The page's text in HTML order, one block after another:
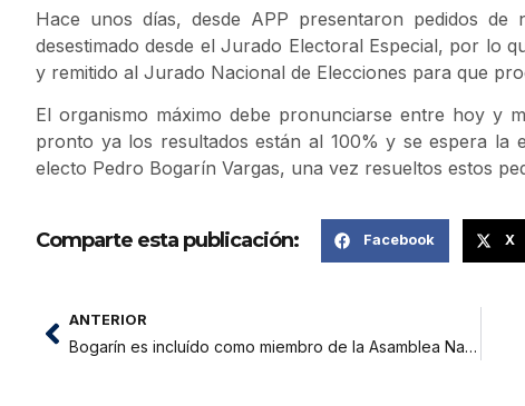
Hace unos días, desde APP presentaron pedidos
desestimado desde el Jurado Electoral Especial, por lo
y remitido al Jurado Nacional de Elecciones para que
El organismo máximo debe pronunciarse entre hoy y
pronto ya los resultados están al 100% y se espera la
electo Pedro Bogarín Vargas, una vez resueltos estos
Comparte esta publicación: Facebook X
ANTERIOR
Bogarín es incluído como miembro de la Asamblea Nacional de Gobiernos Regionales